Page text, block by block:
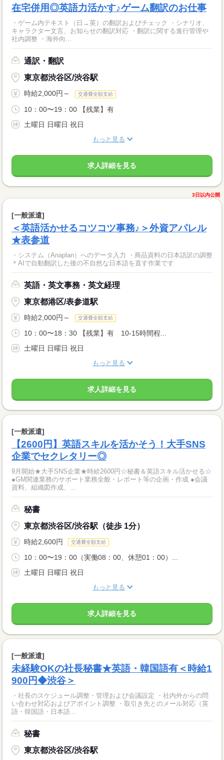
在宅併用◎英語力活かす♪ゲーム翻訳のお仕事
・ゲーム内テキスト（日→英）の翻訳およびチェック ・シナリオ、
キャラクター文言、お知らせの翻訳対応 ・翻訳に関する進行管理や
社内調整 ・海外向...
通訳・翻訳
東京都渋谷区/渋谷駅
時給2,000円～ 交通費全額支給
10：00〜19：00 【残業】有
土曜日 日曜日 祝日
もっと見る
求人詳細を見る
3日以内公開
[一般派遣]
＜英語活かせるコツコツ事務♪＞外資アパレル
★表参道
・システム（Anaplan）へのデータ入力 ・商品資料の日本語訳の調整
＊AIで自動翻訳した後の不自然な日本語を直す作業です
英語・英文事務・英文経理
東京都港区/表参道駅
時給2,000円～ 交通費全額支給
10：00〜18：30 【残業】有 10-15時間程...
土曜日 日曜日 祝日
もっと見る
求人詳細を見る
[一般派遣]
【2600円】英語スキルを活かそう！大手SNS
企業でセクレタリー◎
9月開始★大手SNS企業★時給2600円☆秘書＆英語スキル活かせる☆
●GM関連業務のサポート業務全般・レポート等の企画・作成 ●会議
資料、組織図作成、...
秘書
東京都渋谷区/渋谷駅（徒歩 1分）
時給2,600円 交通費全額支給
10：00〜19：00（実働08：00、休憩01：00）...
土曜日 日曜日 祝日
もっと見る
求人詳細を見る
[一般派遣]
未経験OKの社長秘書★英語・韓国語有＜時給1
900円◆渋谷＞
・社長のスケジュール調整・管理および会議設定 ・社内外からの問
い合わせ対応およびアポイント調整 ・取引き先とのメール対応（英
語・韓国語・日本語...
秘書
東京都渋谷区/渋谷駅